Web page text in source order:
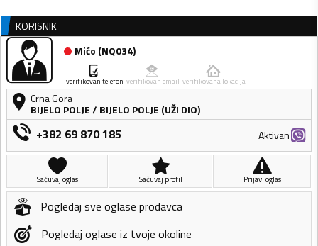
KORISNIK
Mićo (NQ034)
verifikovan telefon verifikovan email verifikovana lokacija
Crna Gora
BIJELO POLJE/ BIJELO POLJE (UŽI DIO)
+382 69 870 185 Aktivan
Sačuvaj oglas Sačuvaj profil Prijavi oglas
Pogledaj sve oglase prodavca
Pogledaj oglase iz tvoje okoline